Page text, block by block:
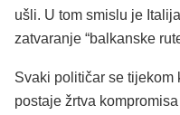
ušli. U tom smislu je
zatvaranje “balkanske
Svaki političar se tijekom
postaje žrtva